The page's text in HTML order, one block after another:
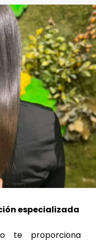
especializada
te proporciona